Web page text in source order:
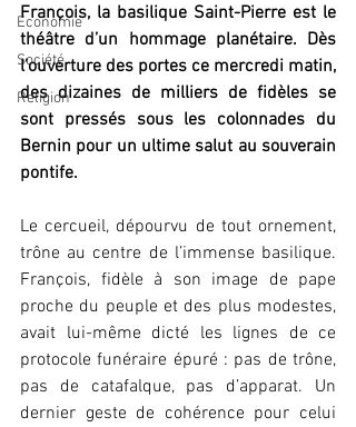
Economie
Société
Religion
François, la basilique Saint-Pierre est le
théâtre d’un hommage planétaire. Dès
l’ouverture des portes ce mercredi matin,
des dizaines de milliers de fidèles se
sont pressés sous les colonnades du
Bernin pour un ultime salut au souverain
pontife.
Le cercueil, dépourvu de tout ornement,
trône au centre de l’immense basilique.
François, fidèle à son image de pape
proche du peuple et des plus modestes,
avait lui-même dicté les lignes de ce
protocole funéraire épuré : pas de trône,
pas de catafalque, pas d’apparat. Un
dernier geste de cohérence pour celui